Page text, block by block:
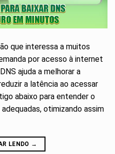
que interessa a muitos
por acesso à internet
ajuda a melhorar a
a latência ao acessar
abaixo para entender o
otimizando assim
LENDO →